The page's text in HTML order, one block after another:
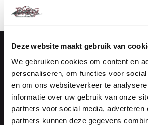
Deze website maakt gebruik van
We gebruiken cookies om content en
personaliseren, om functies voor
en om ons websiteverkeer te
informatie over uw gebruik van onze
partners voor social media, adverteren
partners kunnen deze gegevens
Handelsonderneming Berg
Vestiging Maasdijk (Kantoor)
De Vierde Hoeve 10
2676 CN Maasdijk